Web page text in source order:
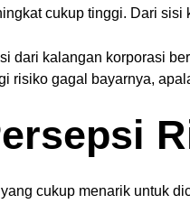
cukup tinggi. Dari sisi
dari kalangan korporasi
risiko gagal bayarnya,
cukup menarik untuk